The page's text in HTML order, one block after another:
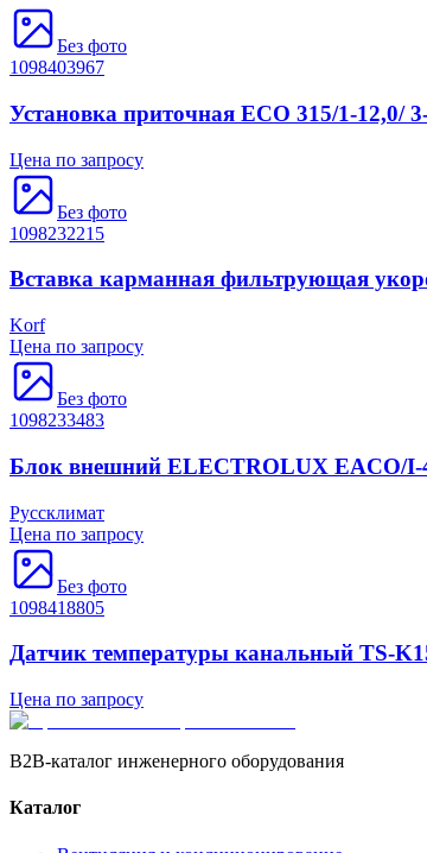
Без фото
1098403967
Установка приточная ECO 315/1-12,0/
Цена по запросу
Без фото
1098232215
Вставка карманная фильтрующая
Korf
Цена по запросу
Без фото
1098233483
Блок внешний ELECTROLUX EACO/I-
Руссклимат
Цена по запросу
Без фото
1098418805
Датчик температуры канальный TS-
Цена по запросу
B2B-каталог инженерного оборудования
Каталог